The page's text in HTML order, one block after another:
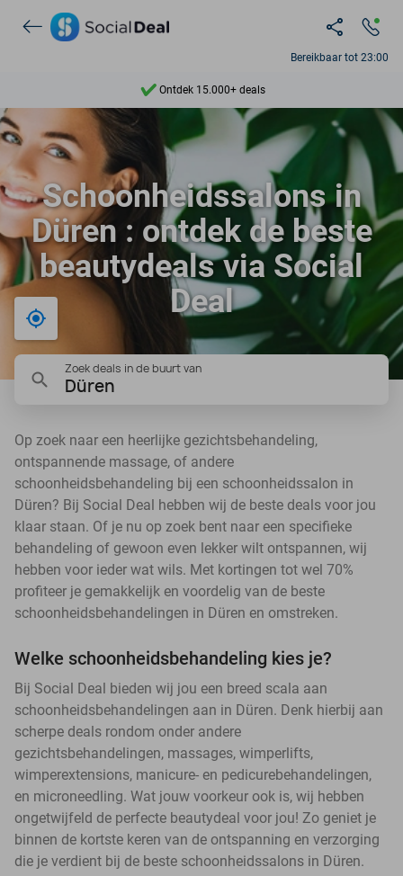
Bereikbaar tot 23:00
Ontdek 15.000+ deals
7 dagen per week beschikbaar
9,4
Ontdek 15.000+ deals
Schoonheidssalons in
Düren : ontdek de beste
beautydeals via Social
Deal
Bij mij in de buurt
Zoek deals in de buurt van
Düren
Op zoek naar een heerlijke gezichtsbehandeling,
ontspannende massage, of andere
schoonheidsbehandeling bij een schoonheidssalon in
Düren? Bij Social Deal hebben wij de beste deals voor jou
klaar staan. Of je nu op zoek bent naar een specifieke
behandeling of gewoon even lekker wilt ontspannen, wij
hebben voor ieder wat wils. Met kortingen tot wel 70%
profiteer je gemakkelijk en voordelig van de beste
schoonheidsbehandelingen in Düren en omstreken.
Welke schoonheidsbehandeling kies je?
Bij Social Deal bieden wij jou een breed scala aan
schoonheidsbehandelingen aan in Düren. Denk hierbij aan
scherpe deals rondom onder andere
gezichtsbehandelingen, massages, wimperlifts,
wimperextensions, manicure- en pedicurebehandelingen,
en microneedling. Wat jouw voorkeur ook is, wij hebben
ongetwijfeld de perfecte beautydeal voor jou! Zo geniet je
binnen de kortste keren van de ontspanning en verzorging
die je verdient bij de beste schoonheidssalons in Düren.